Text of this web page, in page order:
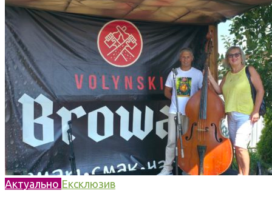
Актуально Ексклюзив